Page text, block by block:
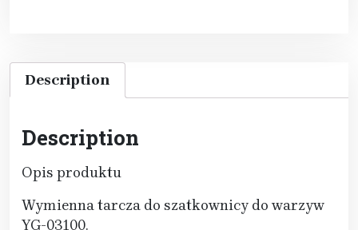
Description
Description
Opis produktu
Wymienna tarcza do szatkownicy do warzyw
YG-03100.